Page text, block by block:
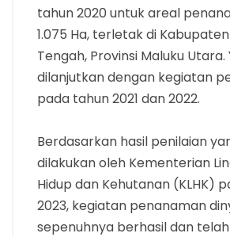
tahun 2020 untuk areal
1.075 Ha, terletak di
Tengah, Provinsi Maluku Utara.
dilanjutkan dengan kegiatan
pada tahun 2021 dan 2022.
Berdasarkan hasil penilaian
dilakukan oleh Kementerian
Hidup dan Kehutanan (KLHK)
2023, kegiatan penanaman
sepenuhnya berhasil dan telah